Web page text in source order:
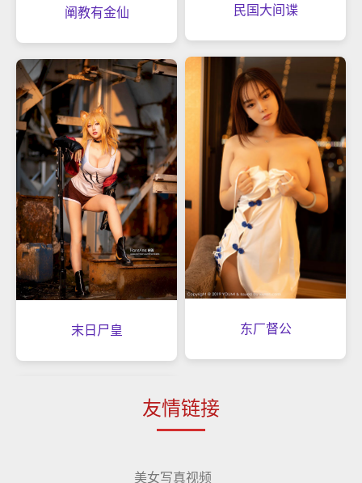
阐教有金仙
末日尸皇
民国大间谍
东厂督公
友情链接
美女写真视频